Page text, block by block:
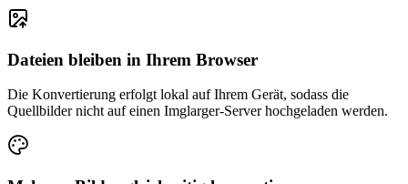
Dateien bleiben in Ihrem Browser
Die Konvertierung erfolgt lokal auf Ihrem Gerät, sodass die
Quellbilder nicht auf einen Imglarger-Server hochgeladen werden.